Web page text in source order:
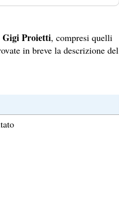
Proietti, compresi quelli
in breve la descrizione del